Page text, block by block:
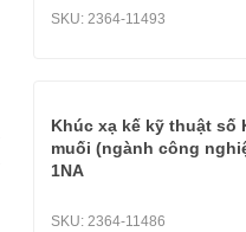
SKU: 2364-11493
Khúc xạ kế kỹ thuật số
muối (ngành công
1NA
SKU: 2364-11486